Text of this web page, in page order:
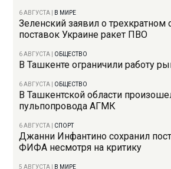
6 АВГУСТА В МИРЕ
Зеленский заявил о трехкратном
поставок Украине ракет ПВО
6 АВГУСТА ОБЩЕСТВО
В Ташкенте ограничили работу
6 АВГУСТА ОБЩЕСТВО
В Ташкентской области
пульпопровода АГМК
6 АВГУСТА СПОРТ
Джанни Инфантино сохранил
ФИФА несмотря на критику
5 АВГУСТА В МИРЕ